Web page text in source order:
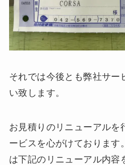
それでは今後とも弊社サー
い致します。
お見積りのリニューアルを
ービスを心がけております
は下記のリニューアル内容